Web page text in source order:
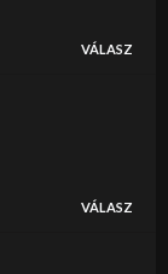
VÁLASZ
VÁLASZ